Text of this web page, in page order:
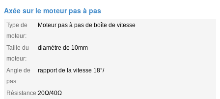
Axée sur le moteur pas à pas
Type de
moteur:
Moteur pas à pas de boîte de vitesse
Taille du
moteur:
diamètre de 10mm
Angle de
pas:
rapport de la vitesse 18°/
Résistance:20Ω/40Ω